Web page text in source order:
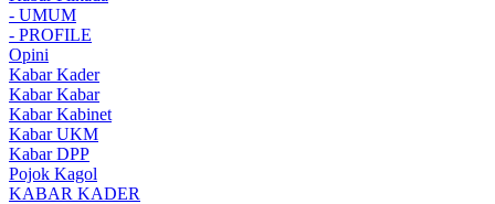
- UMUM
- PROFILE
Opini
Kabar Kader
Kabar Kabar
Kabar Kabinet
Kabar UKM
Kabar DPP
Pojok Kagol
KABAR KADER